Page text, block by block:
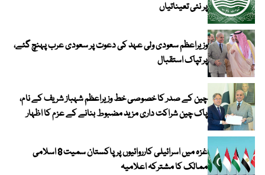
پر نئی تعیناتیاں
وزیراعظم سعودی ولی عہد کی دعوت پر سعودی عرب پہنچ گئے،
پر تپاک استقبال
چین کے صدر کا خصوصی خط وزیراعظم شہباز شریف کے نام،
پاک چین شراکت داری مزید مضبوط بنانے کے عزم کا اظہار
غزہ میں اسرائیلی کارروائیوں پر پاکستان سمیت 8 اسلامی
ممالک کا مشترکہ اعلامیہ